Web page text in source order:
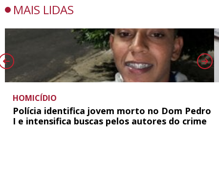
MAIS LIDAS
HOMICÍDIO
Polícia identifica jovem morto no Dom Pedro
I e intensifica buscas pelos autores do crime